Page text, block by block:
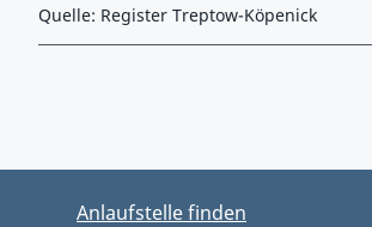
Quelle: Register Treptow-Köpenick
Anlaufstelle finden